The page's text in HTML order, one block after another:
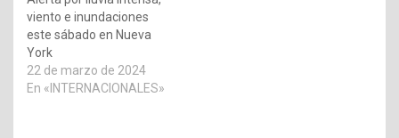
viento e inundaciones
este sábado en Nueva
York
22 de marzo de 2024
En «INTERNACIONALES»